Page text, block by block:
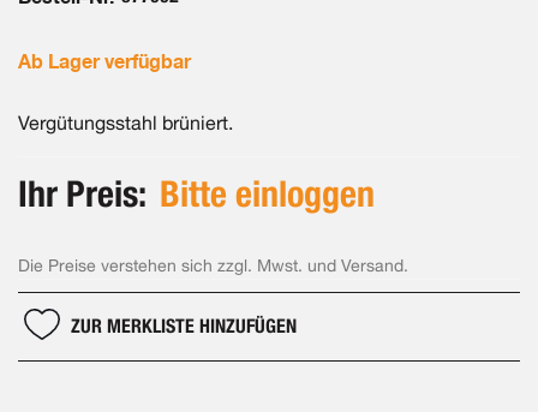
Ab Lager verfügbar
Vergütungsstahl brüniert.
Ihr Preis: Bitte einloggen
Die Preise verstehen sich zzgl. Mwst. und Versand.
ZUR MERKLISTE HINZUFÜGEN